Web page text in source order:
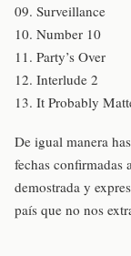
09. Surveillance
10. Number 10
11. Party’s Over
12. Interlude 2
13. It Probably
De igual manera
fechas confirmadas
demostrada y
país que no nos